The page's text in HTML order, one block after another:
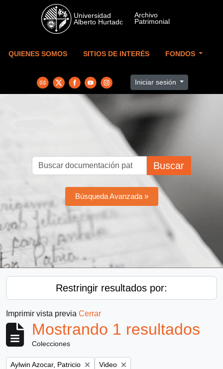
Skip to main content
QUIENES SOMOS SITIOS DE INTERÉS FONDOS
Iniciar sesión
Buscar
Búsqueda Avanzada »
Restringir resultados por:
Imprimir vista previa Cerrar
Mostrando 1 resultados
Colecciones
Remove filter:
Aylwin Azocar, Patricio Remove filter:
Video